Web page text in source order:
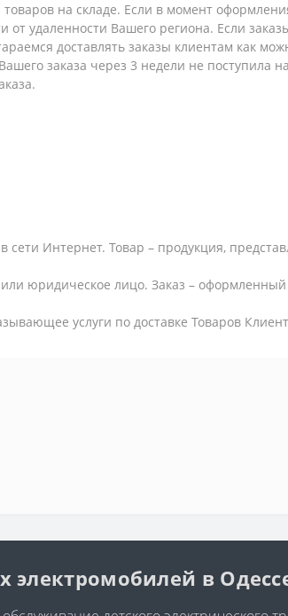
товаров на складе. Если в момент
от удаленности Вашего региона. Если
доставлять заказы клиентам как
заказа через 3 недели не
Интернет. Товар – продукция,
юридическое лицо. Заказ –
услуги по доставке Товаров
электромобилей в